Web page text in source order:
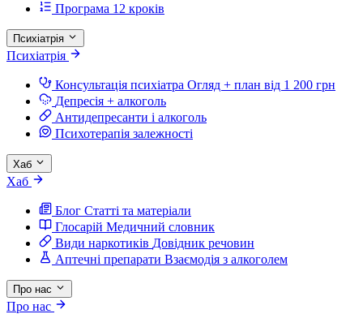
Програма 12 кроків
Психіатрія
Психіатрія
Консультація психіатра Огляд + план від 1 200 грн
Депресія + алкоголь
Антидепресанти і алкоголь
Психотерапія залежності
Хаб
Хаб
Блог Статті та матеріали
Глосарій Медичний словник
Види наркотиків Довідник речовин
Аптечні препарати Взаємодія з алкоголем
Про нас
Про нас